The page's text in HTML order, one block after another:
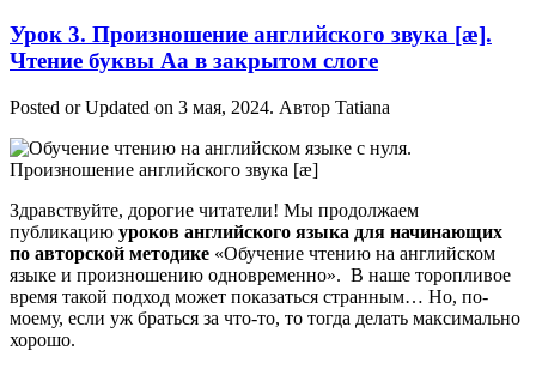
Урок 3. Произношение английского звука [æ].
Чтение буквы Aa в закрытом слоге
Posted or Updated on 3 мая, 2024. Автор Tatiana
Здравствуйте, дорогие читатели! Мы продолжаем
публикацию уроков английского языка для начинающих
по авторской методике «Обучение чтению на английском
языке и произношению одновременно». В наше торопливое
время такой подход может показаться странным… Но, по-
моему, если уж браться за что-то, то тогда делать максимально
хорошо.